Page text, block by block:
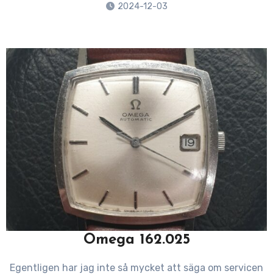
2024-12-03
Omega 162.025
Egentligen har jag inte så mycket att säga om servicen